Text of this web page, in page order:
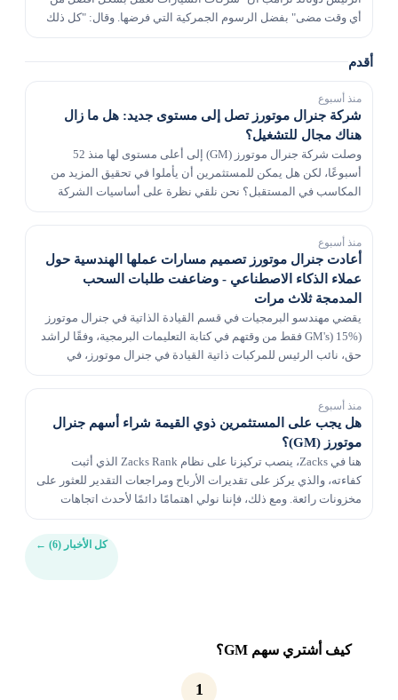
أي وقت مضى" بفضل الرسوم الجمركية التي فرضها. وقال: "كل ذلك
أقدم
منذ أسبوع
شركة جنرال موتورز تصل إلى مستوى جديد: هل ما زال
هناك مجال للتشغيل؟
وصلت شركة جنرال موتورز (GM) إلى أعلى مستوى لها منذ 52
أسبوعًا، لكن هل يمكن للمستثمرين أن يأملوا في تحقيق المزيد من
المكاسب في المستقبل؟ نحن نلقي نظرة على أساسيات الشركة
منذ أسبوع
أعادت جنرال موتورز تصميم مسارات عملها الهندسية حول
عملاء الذكاء الاصطناعي - وضاعفت طلبات السحب
المدمجة ثلاث مرات
يقضي مهندسو البرمجيات في قسم القيادة الذاتية في جنرال موتورز
(GM's) 15% فقط من وقتهم في كتابة التعليمات البرمجية، وفقًا لراشد
حق، نائب الرئيس للمركبات ذاتية القيادة في جنرال موتورز، في
منذ أسبوع
هل يجب على المستثمرين ذوي القيمة شراء أسهم جنرال
موتورز (GM)؟
هنا في Zacks، ينصب تركيزنا على نظام Zacks Rank الذي أثبت
كفاءته، والذي يركز على تقديرات الأرباح ومراجعات التقدير للعثور على
مخزونات رائعة. ومع ذلك، فإننا نولي اهتمامًا دائمًا لأحدث اتجاهات
كل الأخبار (6) ←
كيف أشتري سهم GM؟
1